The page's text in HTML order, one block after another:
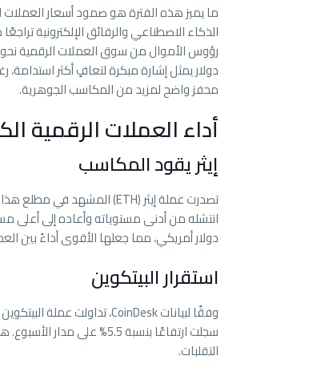
ما يميز هذه الفترة هو صمود أسعار
الذكاء الاصطناعي والرقائق الإلكترونية
دولار يمثل إشارة مبكرة لتعافٍ أكثر
محفز واضح لمزيد من المكاسب الجوهرية.
أداء العملات الرقمية
إيثر يقود المكاسب
دولار أمريكي، مما جعلها الأقوى أداءً بين
استقرار البيتكوين
سجلت ارتفاعًا بنسبة 5.5%
التقلبات.